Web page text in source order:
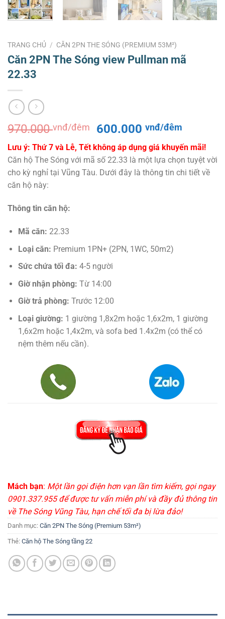
TRANG CHỦ / CĂN 2PN THE SÓNG (PREMIUM 53M²)
Căn 2PN The Sóng view Pullman mã
22.33
970.000vnđ/đêm
Giá
gốc
là:
970.000 vnđ/
đêm.
600.000vnđ/đêm
hiện
tại
là:
Lưu ý: Thứ 7 và Lễ, Tết không áp dụng giá khuyến mãi!
Căn hộ The Sóng với mã số 22.33 là một lựa chọn tuyệt vời
cho kỳ nghỉ tại Vũng Tàu. Dưới đây là thông tin chi tiết về
căn hộ này:
Thông tin căn hộ:
Mã căn: 22.33
Loại căn: Premium 1PN+ (2PN, 1WC, 50m2)
Sức chứa tối đa: 4-5 người
Giờ nhận phòng: Từ 14:00
Giờ trả phòng: Trước 12:00
Loại giường: 1 giường 1,8x2m hoặc 1,6x2m, 1 giường
1,6x2m hoặc 1,4x2m, và sofa bed 1.4x2m (có thể có
nệm thêm nếu cần).
Mách bạn: Một lần gọi điện hơn vạn lần tìm kiếm, gọi ngay
0901.337.955 để được tư vấn miễn phí và đầy đủ thông tin
về The Sóng Vũng Tàu, hạn chế tối đa bị lừa đảo!
Danh mục: Căn 2PN The Sóng (Premium 53m²)
Thẻ: Căn hộ The Sóng tầng 22